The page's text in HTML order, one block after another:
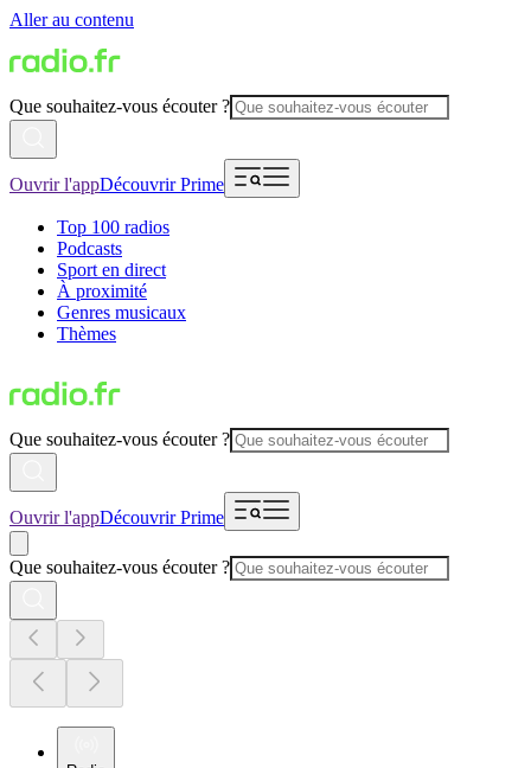
Aller au contenu
Que souhaitez-vous écouter ?
Ouvrir l'appDécouvrir Prime
Top 100 radios
Podcasts
Sport en direct
À proximité
Genres musicaux
Thèmes
Que souhaitez-vous écouter ?
Ouvrir l'appDécouvrir Prime
Que souhaitez-vous écouter ?